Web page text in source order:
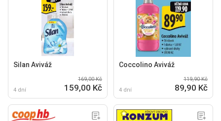
Silan Aviváž
4 dní
169,00 Kč
159,00 Kč
Coccolino Aviváž
4 dní
119,90 Kč
89,90 Kč